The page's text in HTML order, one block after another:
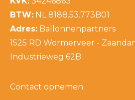
BTW: NL 8188.53.773B01
Adres: Ballonnenpartners
1525 RD Wormerveer -
Industrieweg 62B
Contact opnemen